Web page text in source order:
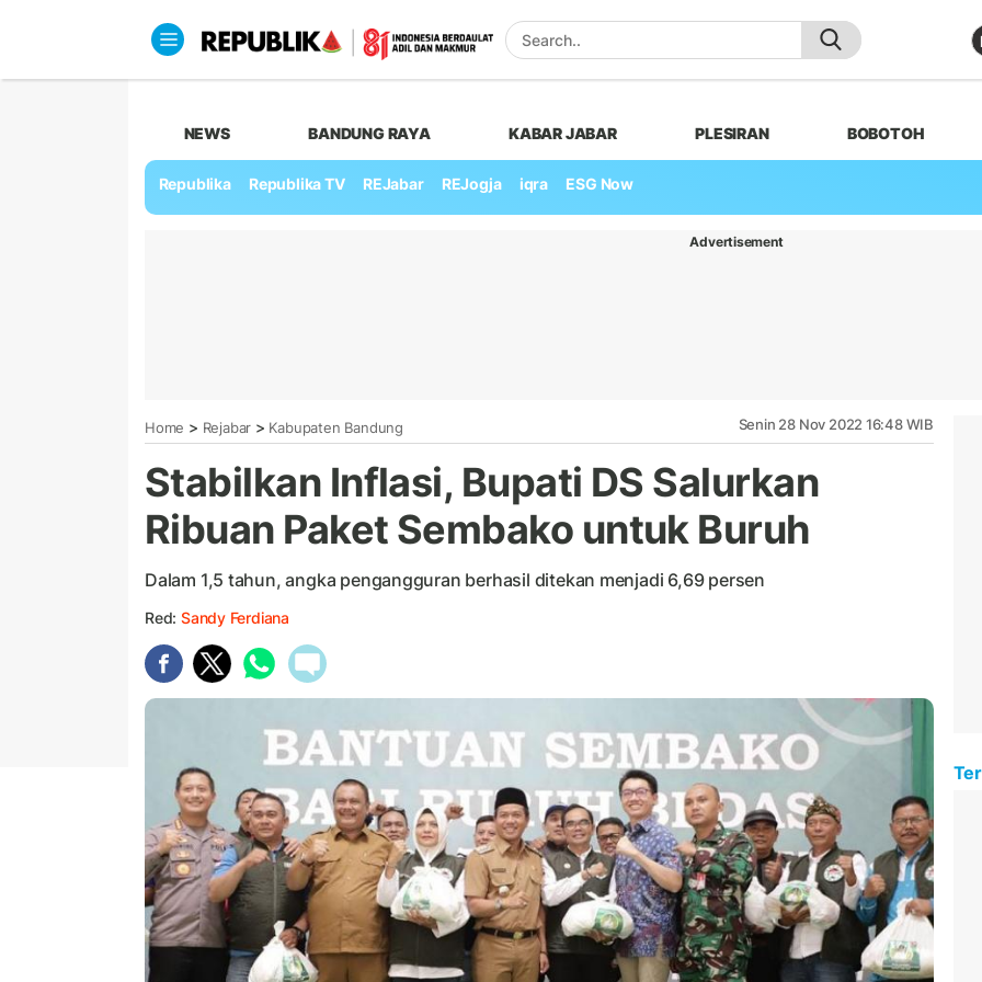
NEWS BANDUNG RAYA KABAR JABAR PLESIRAN BOBOTOH
Republika Republika TV REJabar REJogja iqra ESG Now
Advertisement
Home > Rejabar > Kabupaten Bandung Senin 28 Nov 2022 16:48 WIB
Stabilkan Inflasi, Bupati DS Salurkan
Ribuan Paket Sembako untuk Buruh
Dalam 1,5 tahun, angka pengangguran berhasil ditekan menjadi 6,69 persen
Red: Sandy Ferdiana